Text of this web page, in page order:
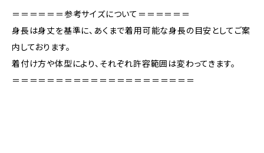
＝＝＝＝＝＝参考サイズについて＝＝＝＝＝＝
身長は身丈を基準に、あくまで着用可能な身長の目安としてご案
内しております。
着付け方や体型により、それぞれ許容範囲は変わってきます。
＝＝＝＝＝＝＝＝＝＝＝＝＝＝＝＝＝＝＝＝＝